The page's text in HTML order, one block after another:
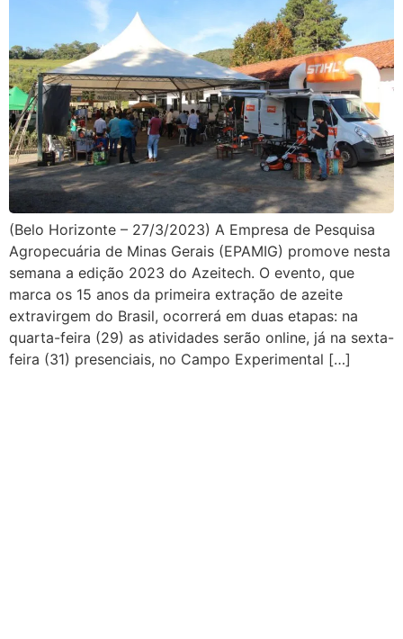
(Belo Horizonte – 27/3/2023) A Empresa de Pesquisa
Agropecuária de Minas Gerais (EPAMIG) promove nesta
semana a edição 2023 do Azeitech. O evento, que
marca os 15 anos da primeira extração de azeite
extravirgem do Brasil, ocorrerá em duas etapas: na
quarta-feira (29) as atividades serão online, já na sexta-
feira (31) presenciais, no Campo Experimental […]